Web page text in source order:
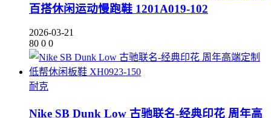
百搭休闲运动慢跑鞋 1201A019-102
2026-03-21
80 0 0
耐克
Nike SB Dunk Low 古驰联名-经典印花 周年高